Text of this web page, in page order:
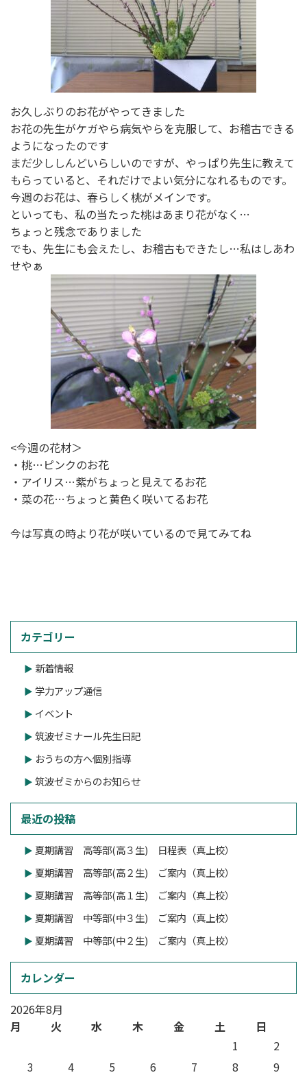
お久しぶりのお花がやってきました
お花の先生がケガやら病気やらを克服して、お稽古できる
ようになったのです
まだ少ししんどいらしいのですが、やっぱり先生に教えて
もらっていると、それだけでよい気分になれるものです。
今週のお花は、春らしく桃がメインです。
といっても、私の当たった桃はあまり花がなく…
ちょっと残念でありました
でも、先生にも会えたし、お稽古もできたし…私はしあわ
せやぁ
<今週の花材＞
・桃…ピンクのお花
・アイリス…紫がちょっと見えてるお花
・菜の花…ちょっと黄色く咲いてるお花
今は写真の時より花が咲いているので見てみてね
カテゴリー
新着情報
学力アップ通信
イベント
筑波ゼミナール先生日記
おうちの方へ個別指導
筑波ゼミからのお知らせ
最近の投稿
夏期講習 高等部(高３生) 日程表（真上校）
夏期講習 高等部(高２生) ご案内（真上校）
夏期講習 高等部(高１生) ご案内（真上校）
夏期講習 中等部(中３生) ご案内（真上校）
夏期講習 中等部(中２生) ご案内（真上校）
カレンダー
2026年8月
月
火 水 木 金 土
日
1
2
3
4 5 6 7 8 9